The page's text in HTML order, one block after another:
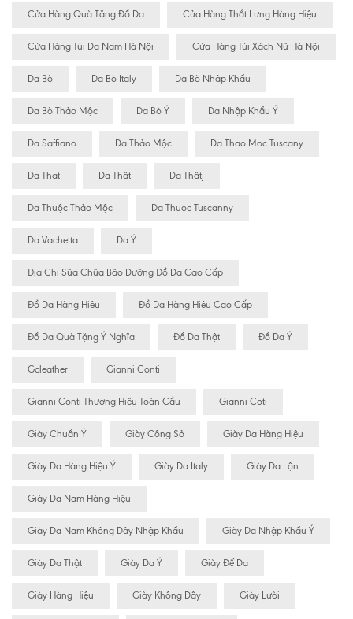
Cửa Hàng Quà Tặng Đồ Da Cửa Hàng Thắt Lưng Hàng Hiệu
Cửa Hàng Túi Da Nam Hà Nội Cửa Hàng Túi Xách Nữ Hà Nội
Da Bò Da Bò Italy Da Bò Nhập Khẩu
Da Bò Thảo Mộc Da Bò Ý Da Nhập Khẩu Ý
Da Saffiano Da Thảo Mộc Da Thao Moc Tuscany
Da That Da Thật Da Thâtj
Da Thuộc Thảo Mộc Da Thuoc Tuscanny
Da Vachetta Da Ý
Địa Chỉ Sữa Chữa Bão Dưỡng Đồ Da Cao Cấp
Đồ Da Hàng Hiệu Đồ Da Hàng Hiệu Cao Cấp
Đồ Da Quà Tặng Ý Nghĩa Đồ Da Thật Đồ Da Ý
Gcleather Gianni Conti
Gianni Conti Thương Hiệu Toàn Cầu Gianni Coti
Giày Chuẩn Ý Giày Công Sở Giày Da Hàng Hiệu
Giày Da Hàng Hiệu Ý Giày Da Italy Giày Da Lộn
Giày Da Nam Hàng Hiệu
Giày Da Nam Không Dây Nhập Khẩu Giày Da Nhập Khẩu Ý
Giày Da Thật Giày Da Ý Giày Đế Da
Giày Hàng Hiệu Giày Không Dây Giày Lười